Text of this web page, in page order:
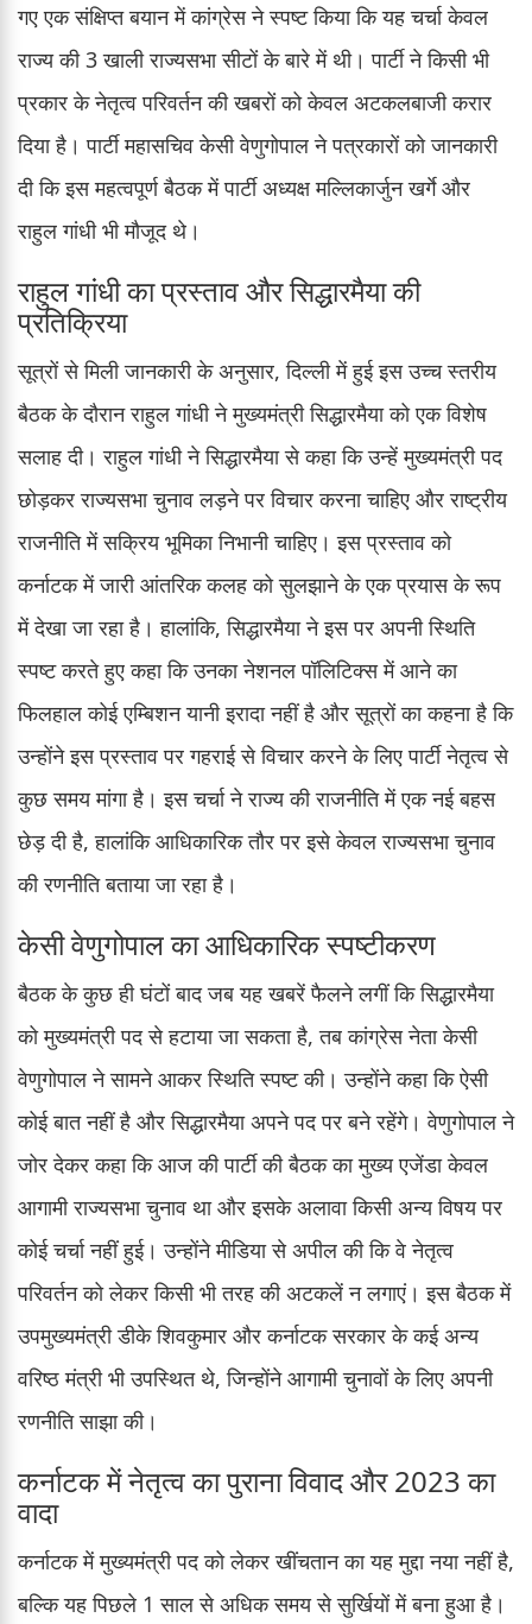
गए एक संक्षिप्त बयान में कांग्रेस ने स्पष्ट किया कि यह चर्चा केवल
राज्य की 3 खाली राज्यसभा सीटों के बारे में थी। पार्टी ने किसी भी
प्रकार के नेतृत्व परिवर्तन की खबरों को केवल अटकलबाजी करार
दिया है। पार्टी महासचिव केसी वेणुगोपाल ने पत्रकारों को जानकारी
दी कि इस महत्वपूर्ण बैठक में पार्टी अध्यक्ष मल्लिकार्जुन खर्गे और
राहुल गांधी भी मौजूद थे।
राहुल गांधी का प्रस्ताव और सिद्धारमैया की
प्रतिक्रिया
सूत्रों से मिली जानकारी के अनुसार, दिल्ली में हुई इस उच्च स्तरीय
बैठक के दौरान राहुल गांधी ने मुख्यमंत्री सिद्धारमैया को एक विशेष
सलाह दी। राहुल गांधी ने सिद्धारमैया से कहा कि उन्हें मुख्यमंत्री पद
छोड़कर राज्यसभा चुनाव लड़ने पर विचार करना चाहिए और राष्ट्रीय
राजनीति में सक्रिय भूमिका निभानी चाहिए। इस प्रस्ताव को
कर्नाटक में जारी आंतरिक कलह को सुलझाने के एक प्रयास के रूप
में देखा जा रहा है। हालांकि, सिद्धारमैया ने इस पर अपनी स्थिति
स्पष्ट करते हुए कहा कि उनका नेशनल पॉलिटिक्स में आने का
फिलहाल कोई एम्बिशन यानी इरादा नहीं है और सूत्रों का कहना है कि
उन्होंने इस प्रस्ताव पर गहराई से विचार करने के लिए पार्टी नेतृत्व से
कुछ समय मांगा है। इस चर्चा ने राज्य की राजनीति में एक नई बहस
छेड़ दी है, हालांकि आधिकारिक तौर पर इसे केवल राज्यसभा चुनाव
की रणनीति बताया जा रहा है।
केसी वेणुगोपाल का आधिकारिक स्पष्टीकरण
बैठक के कुछ ही घंटों बाद जब यह खबरें फैलने लगीं कि सिद्धारमैया
को मुख्यमंत्री पद से हटाया जा सकता है, तब कांग्रेस नेता केसी
वेणुगोपाल ने सामने आकर स्थिति स्पष्ट की। उन्होंने कहा कि ऐसी
कोई बात नहीं है और सिद्धारमैया अपने पद पर बने रहेंगे। वेणुगोपाल ने
जोर देकर कहा कि आज की पार्टी की बैठक का मुख्य एजेंडा केवल
आगामी राज्यसभा चुनाव था और इसके अलावा किसी अन्य विषय पर
कोई चर्चा नहीं हुई। उन्होंने मीडिया से अपील की कि वे नेतृत्व
परिवर्तन को लेकर किसी भी तरह की अटकलें न लगाएं। इस बैठक में
उपमुख्यमंत्री डीके शिवकुमार और कर्नाटक सरकार के कई अन्य
वरिष्ठ मंत्री भी उपस्थित थे, जिन्होंने आगामी चुनावों के लिए अपनी
रणनीति साझा की।
कर्नाटक में नेतृत्व का पुराना विवाद और 2023 का
वादा
कर्नाटक में मुख्यमंत्री पद को लेकर खींचतान का यह मुद्दा नया नहीं है,
बल्कि यह पिछले 1 साल से अधिक समय से सुर्खियों में बना हुआ है।